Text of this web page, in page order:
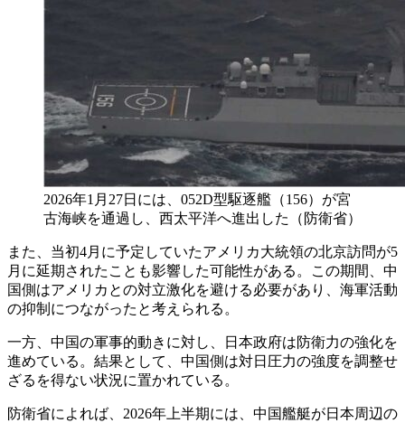
2026年1月27日には、052D型駆逐艦（156）が宮
古海峡を通過し、西太平洋へ進出した（防衛省）
また、当初4月に予定していたアメリカ大統領の北京訪問が5
月に延期されたことも影響した可能性がある。この期間、中
国側はアメリカとの対立激化を避ける必要があり、海軍活動
の抑制につながったと考えられる。
一方、中国の軍事的動きに対し、日本政府は防衛力の強化を
進めている。結果として、中国側は対日圧力の強度を調整せ
ざるを得ない状況に置かれている。
防衛省によれば、2026年上半期には、中国艦艇が日本周辺の